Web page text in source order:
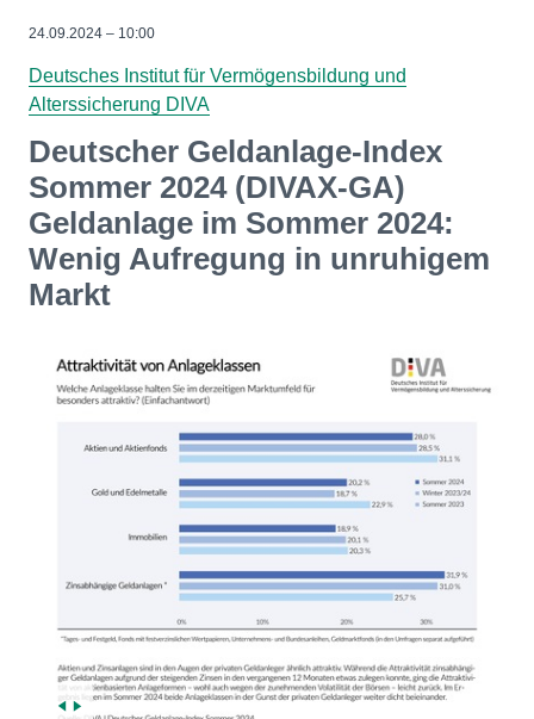
24.09.2024 – 10:00
Deutsches Institut für Vermögensbildung und
Alterssicherung DIVA
Deutscher Geldanlage-Index
Sommer 2024 (DIVAX-GA)
Geldanlage im Sommer 2024:
Wenig Aufregung in unruhigem
Markt